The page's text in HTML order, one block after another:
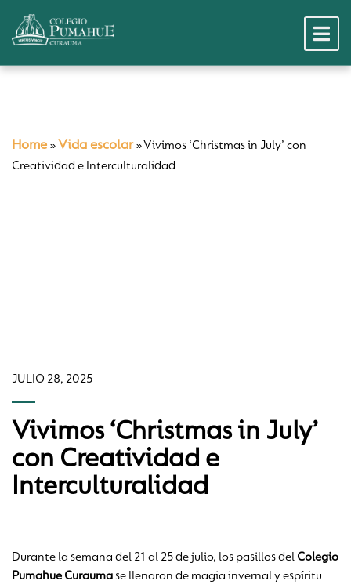
Home » Vida escolar»Vivimos ‘Christmas in July’ con
Creatividad e Interculturalidad
JULIO 28, 2025
Vivimos ‘Christmas in July’
con Creatividad e
Interculturalidad
Durante la semana del 21 al 25 de julio, los pasillos del Colegio
Pumahue Curauma se llenaron de magia invernal y espíritu